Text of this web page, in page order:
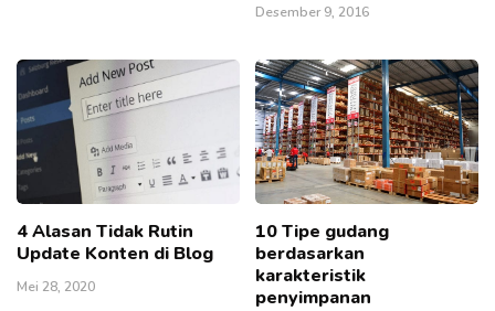
Desember 9, 2016
4 Alasan Tidak Rutin
Update Konten di Blog
Mei 28, 2020
10 Tipe gudang
berdasarkan
karakteristik
penyimpanan